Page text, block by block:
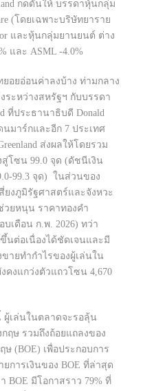
กดดันให้ บรรดาหุ้นกลุ่ม
(โดยเฉพาะบริษัทยาราย
และหุ้นกลุ่มยานยนต์ ต่าง
และ ASML -4.0%
ยอยอ่อนค่าลงบ้าง ท่ามกลาง
ะหว่างสหรัฐฯ กับบรรดา
ที่ประธานาธิบดี Donald
มาร์กและอีก 7 ประเทศ
ส่งผลให้โดยรวม
โซน 99.0 จุด (ดัชนีเงิน
99.3 จุด) ในส่วนของ
ยงภูมิรัฐศาสตร์และจังหวะ
วยหนุน ราคาทองคำ
เดือน ก.พ. 2026) ทว่า
นต่อเนื่องได้ชัดเจนและมี
ายทำกำไรของผู้เล่นใน
คงแกว่งตัวแถวโซน 4,670
ผู้เล่นในตลาดจะรอลุ้น
ฤษ รวมถึงถ้อยแถลงของ
(BOE) เพื่อประกอบการ
การเงินของ BOE ที่ล่าสุด
BOE มีโอกาสราว 79% ที่